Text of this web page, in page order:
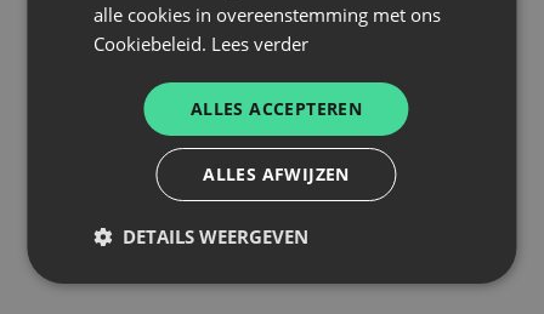
Vitello tonato / kappertjes / olijf / zoete ui
Speenvarken / gepofte aardappel / bloemkool/
∼
Panna cotta kokos / mango / limoen
Koffie tijdens de rust
alle cookies in overeenstemming met ons
Cookiebeleid. Lees verder
ALLES ACCEPTEREN
ALLES AFWIJZEN
DETAILS WEERGEVEN